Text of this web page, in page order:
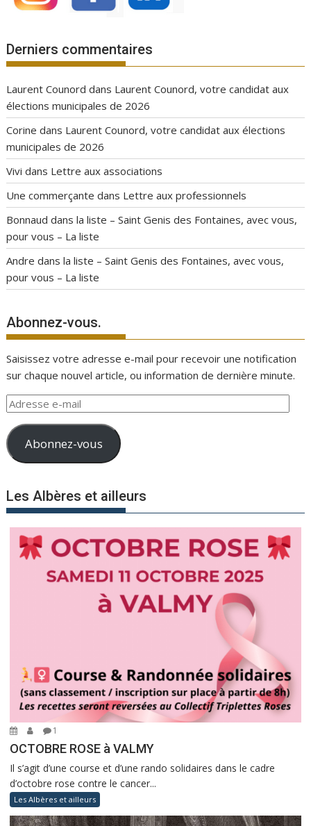
Derniers commentaires
Laurent Counord dans Laurent Counord, votre candidat aux
élections municipales de 2026
Corine dans Laurent Counord, votre candidat aux élections
municipales de 2026
Vivi dans Lettre aux associations
Une commerçante dans Lettre aux professionnels
Bonnaud dansla liste – Saint Genis des Fontaines, avec vous,
pour vous – La liste
Andre dansla liste – Saint Genis des Fontaines, avec vous,
pour vous – La liste
Abonnez-vous.
Saisissez votre adresse e-mail pour recevoir une notification
sur chaque nouvel article, ou information de dernière minute.
Adresse
mail
Abonnez-vous
Les Albères et ailleurs
1
OCTOBRE ROSE à VALMY
Il s’agit d’une course et d’une rando solidaires dans le cadre
d’octobre rose contre le cancer...
Les Albères et ailleurs